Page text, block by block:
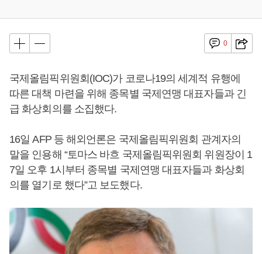
0
국제올림픽위원회(IOC)가 코로나19의 세계적 유행에
따른 대책 마련을 위해 종목별 국제연맹 대표자들과 긴
급 화상회의를 소집했다.
16일 AFP 등 해외언론은 국제올림픽위원회 관계자의
말을 인용해 “토마스 바흐 국제올림픽위원회 위원장이 1
7일 오후 1시부터 종목별 국제연맹 대표자들과 화상회
의를 열기로 했다”고 보도했다.